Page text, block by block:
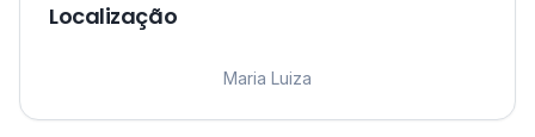
Localização
Maria Luiza